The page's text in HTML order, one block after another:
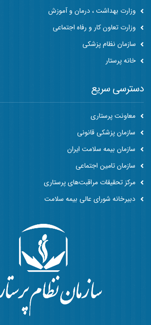
وزارت بهداشت ، درمان و آموزش
وزارت تعاون کار و رفاه اجتماعی
سازمان نظام پزشکی
خانه پرستار
دسترسی سریع
معاونت پرستاری
سازمان پزشکی قانونی
سازمان بیمه سلامت ایران
سازمان تامین اجتماعی
مرکز تحقیقات مراقبت‌های پرستاری
دبیرخانه شورای عالی بیمه سلامت